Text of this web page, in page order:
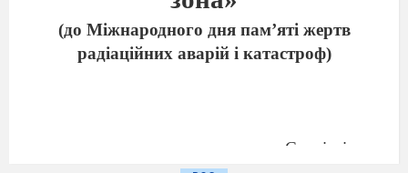
(до Міжнародного дня пам’яті жертв
радіаційних аварій і катастроф)
Спеціаліст